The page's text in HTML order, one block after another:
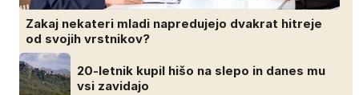
Zakaj nekateri mladi napredujejo dvakrat hitreje
od svojih vrstnikov?
20-letnik kupil hišo na slepo in danes mu
vsi zavidajo